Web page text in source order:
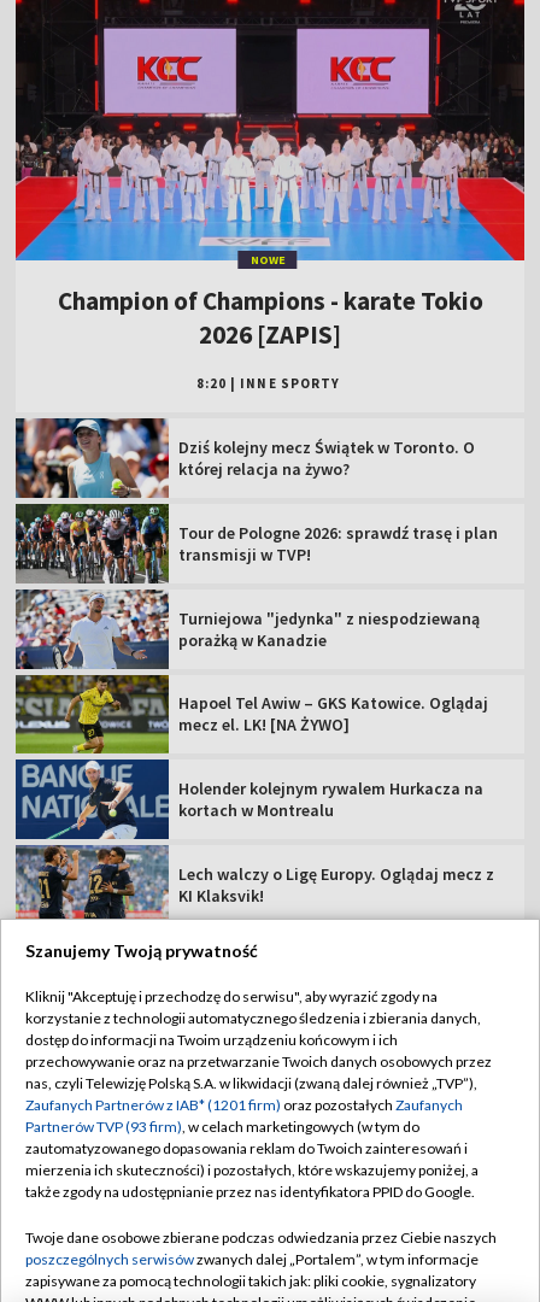
NOWE
Champion of Champions - karate Tokio
2026 [ZAPIS]
8:20 INNE SPORTY
Dziś kolejny mecz Świątek w Toronto. O
której relacja na żywo?
Tour de Pologne 2026: sprawdź trasę i plan
transmisji w TVP!
Turniejowa "jedynka" z niespodziewaną
porażką w Kanadzie
Hapoel Tel Awiw – GKS Katowice. Oglądaj
mecz el. LK! [NA ŻYWO]
Holender kolejnym rywalem Hurkacza na
kortach w Montrealu
Lech walczy o Ligę Europy. Oglądaj mecz z
KI Klaksvik!
TVP
Abonament TVP
Sklep TVP
Biuro Reklamy
Oferta Handlowa
Emisja w TVP
Rada Programowa
Regulamin TVP
Polityka prywatności
Moje zgody
Biuro reklamy
Kanały
Szanujemy Twoją prywatność
Kliknij "Akceptuję i przechodzę do serwisu", aby wyrazić zgody na
korzystanie z technologii automatycznego śledzenia i zbierania danych,
dostęp do informacji na Twoim urządzeniu końcowym i ich
przechowywanie oraz na przetwarzanie Twoich danych osobowych przez
nas, czyli Telewizję Polską S.A. w likwidacji (zwaną dalej również „TVP”),
Zaufanych Partnerów z IAB* (1201 firm) oraz pozostałych Zaufanych
Partnerów TVP (93 firm), w celach marketingowych (w tym do
zautomatyzowanego dopasowania reklam do Twoich zainteresowań i
mierzenia ich skuteczności) i pozostałych, które wskazujemy poniżej, a
także zgody na udostępnianie przez nas identyfikatora PPID do Google.
Twoje dane osobowe zbierane podczas odwiedzania przez Ciebie naszych
poszczególnych serwisówzwanych dalej „Portalem”, w tym informacje
zapisywane za pomocą technologii takich jak: pliki cookie, sygnalizatory